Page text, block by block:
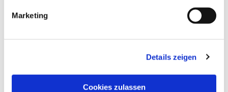
Marketing
Details zeigen
Cookies zulassen